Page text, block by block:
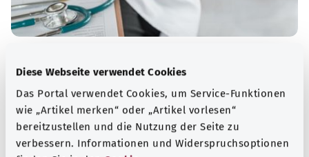
Diese Webseite verwendet Cookies
Das Portal verwendet Cookies, um Service-Funktionen
wie „Artikel merken“ oder „Artikel vorlesen“
bereitzustellen und die Nutzung der Seite zu
verbessern. Informationen und Widerspruchsoptionen
Bei einer rheumatoiden Arthritis sind in der Regel
mehrere Gelenke dauerhaft entzündet. Dadurch können
sie sich mit der Zeit verformen und steif werden.
Mehr erfahren